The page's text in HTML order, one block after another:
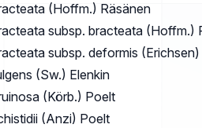
(Hoffm.) Räsänen
subsp. bracteata (Hoffm.)
subsp. deformis
(Sw.) Elenkin
(Körb.) Poelt
(Anzi) Poelt